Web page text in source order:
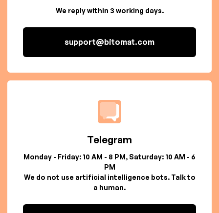
We reply within 3 working days.
support@bitomat.com
Telegram
Monday - Friday: 10 AM - 8 PM, Saturday: 10 AM - 6
PM
We do not use artificial intelligence bots. Talk to
a human.